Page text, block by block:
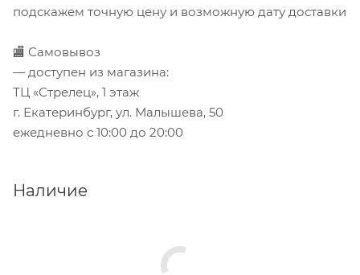
подскажем точную цену и возможную дату доставки
🏬 Самовывоз
— доступен из магазина:
ТЦ «Стрелец», 1 этаж
г. Екатеринбург, ул. Малышева, 50
ежедневно с 10:00 до 20:00
Наличие